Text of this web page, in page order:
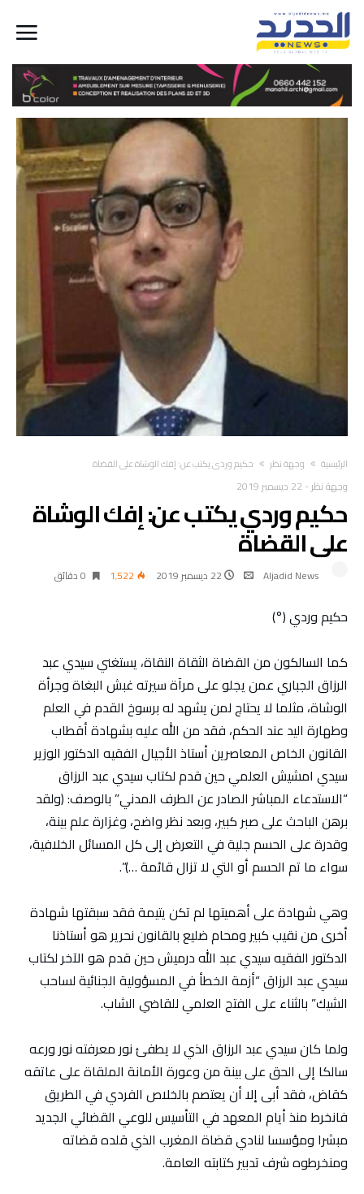
‫الرئيسية‬ وجهة نظر حكيم وردي يكتب عن: إفك الوشاة على القضاة
وجهة نظر- 22 ديسمبر 2019
حكيم وردي يكتب عن: إفك الوشاة
على القضاة
Aljadid News 22 ديسمبر 2019 1٬522 0 ‫دقائق‬
حكيم وردي (°)
كما السالكون من القضاة الثقاة النقاة، يستغني سيدي عبد
الرزاق الجباري عمن يجلو على مرآة سيرته غبش البغاة وجرأة
الوشاة، مثلما لا يحتاج لمن يشهد له برسوخ القدم في العلم
وطهارة اليد عند الحكم، فقد من الله عليه بشهادة أقطاب
القانون الخاص المعاصرين أستاذ الأجيال الفقيه الدكتور الوزير
سيدي امشيش العلمي حين قدم لكتاب سيدي عبد الرزاق
“الاستدعاء المباشر الصادر عن الطرف المدني” بالوصف: (ولقد
برهن الباحث على صبر كبير، وبعد نظر واضح، وغزارة علم بينة،
وقدرة على الحسم جلية في التعرض إلى كل المسائل الخلافية،
سواء ما تم الحسم أو التي لا تزال قائمة …)”.
وهي شهادة على أهميتها لم تكن يتيمة فقد سبقتها شهادة
أخرى من نقيب كبير ومحام ضليع بالقانون نحرير هو أستاذنا
الدكتور الفقيه سيدي عبد الله درميش حين قدم هو الآخر لكتاب
سيدي عبد الرزاق “أزمة الخطأ في المسؤولية الجنائية لساحب
الشيك” بالثناء على الفتح العلمي للقاضي الشاب.
ولما كان سيدي عبد الرزاق الذي لا يطفئ نور معرفته نور ورعه
سالكا إلى الحق على بينة من وعورة الأمانة الملقاة على عاتقه
كقاض، فقد أبى إلا أن يعتصم بالخلاص الفردي في الطريق
فانخرط منذ أيام المعهد في التأسيس للوعي القضائي الجديد
مبشرا ومؤسسا لنادي قضاة المغرب الذي قلده قضاته
ومنخرطوه شرف تدبير كتابته العامة.